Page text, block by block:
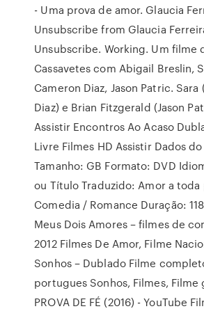
- Uma prova de amor. Glaucia
Unsubscribe from Glaucia
Unsubscribe. Working. Um filme
Cassavetes com Abigail Breslin,
Cameron Diaz, Jason Patric. Sara
Diaz) e Brian Fitzgerald (Jason
Assistir Encontros Ao Acaso
Livre Filmes HD Assistir Dados
Tamanho: GB Formato: DVD
ou Título Traduzido: Amor a toda
Comedia / Romance Duração:
Meus Dois Amores – filmes de
2012 Filmes De Amor, Filme
Sonhos – Dublado Filme
portugues Sonhos, Filmes, Filme
PROVA DE FÉ (2016) - YouTube